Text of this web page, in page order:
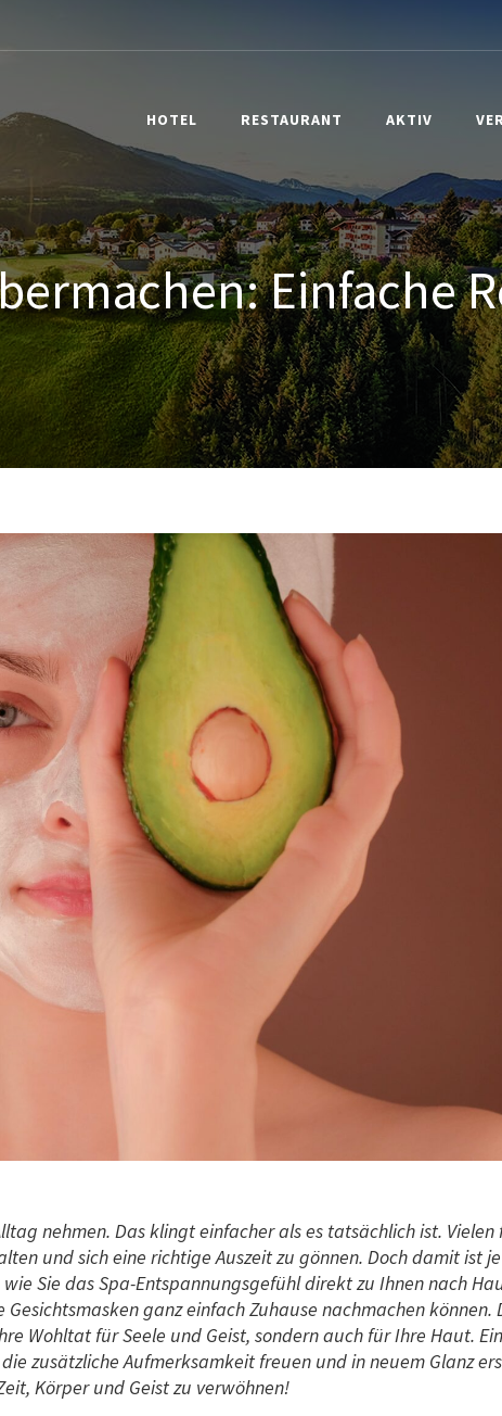
HOTEL RESTAURANT AKTIV
Einfache
nehmen. Das klingt einfacher als es tatsächlich ist. Vielen
und sich eine richtige Auszeit zu gönnen. Doch damit ist
Sie das Spa-Entspannungsgefühl direkt zu Ihnen nach
ganz einfach Zuhause nachmachen können.
Wohltat für Seele und Geist, sondern auch für Ihre Haut.
zusätzliche Aufmerksamkeit freuen und in neuem Glanz
Körper und Geist zu verwöhnen!